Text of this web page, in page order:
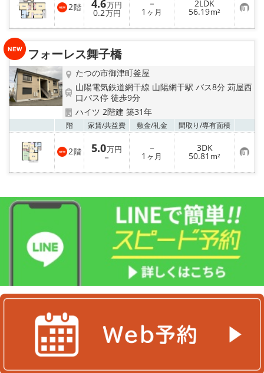
り
登
録
2階 4.6万円
0.2万円
－
1 ヶ月
2LDK
56.19m² お
気
に
り
フォーレス舞子橋
たつの市御津町釜屋
山陽電気鉄道網干線 山陽網干駅 バス8分 苅屋西
口バス停 徒歩9分
ハイツ 2階建 築31年
階 家賃/共益費 敷金/礼金 間取り/専有面積
2階 5.0万円
－
－
1 ヶ月
3DK
50.81 m² お
気
に
登
録